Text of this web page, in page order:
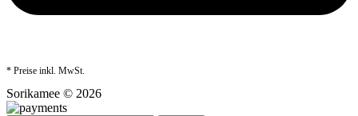
* Preise inkl. MwSt.
Sorikamee © 2026